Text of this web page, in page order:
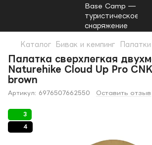
Каталог Бивак и кемпинг
Палатка сверхлегкая
Naturehike Cloud Up Pro
brown
Артикул: 6976507662550 Оставить отзыв
3
4